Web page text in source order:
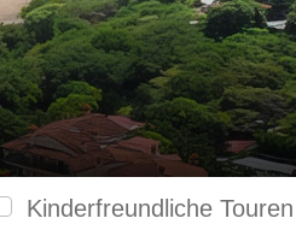
Kinderfreundliche Touren